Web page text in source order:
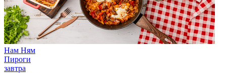
Нам Ням
Пироги
завтра